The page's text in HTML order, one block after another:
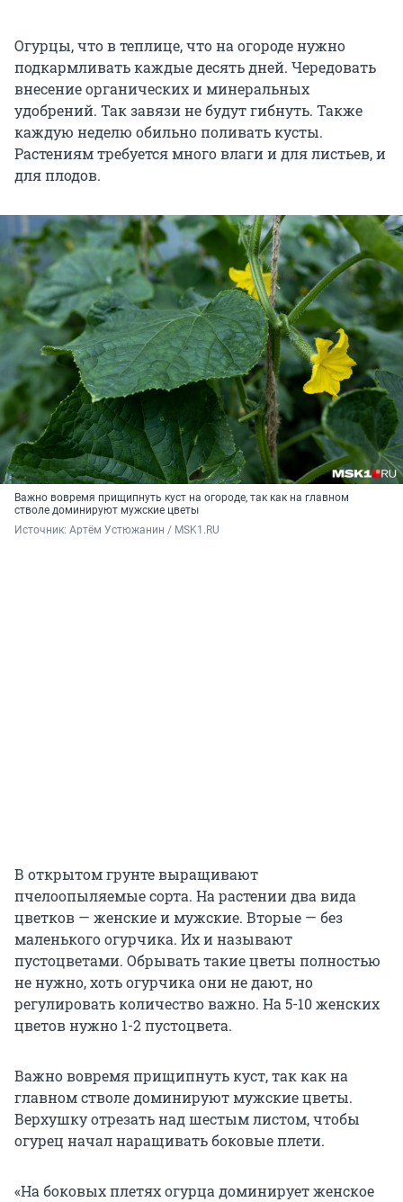
Огурцы, что в теплице, что на огороде нужно
подкармливать каждые десять дней. Чередовать
внесение органических и минеральных
удобрений. Так завязи не будут гибнуть. Также
каждую неделю обильно поливать кусты.
Растениям требуется много влаги и для листьев, и
для плодов.
Важно вовремя прищипнуть куст на огороде, так как на главном
стволе доминируют мужские цветы
Источник: Артём Устюжанин / MSK1.RU
В открытом грунте выращивают
пчелоопыляемые сорта. На растении два вида
цветков — женские и мужские. Вторые — без
маленького огурчика. Их и называют
пустоцветами. Обрывать такие цветы полностью
не нужно, хоть огурчика они не дают, но
регулировать количество важно. На 5-10 женских
цветов нужно 1-2 пустоцвета.
Важно вовремя прищипнуть куст, так как на
главном стволе доминируют мужские цветы.
Верхушку отрезать над шестым листом, чтобы
огурец начал наращивать боковые плети.
«На боковых плетях огурца доминирует женское